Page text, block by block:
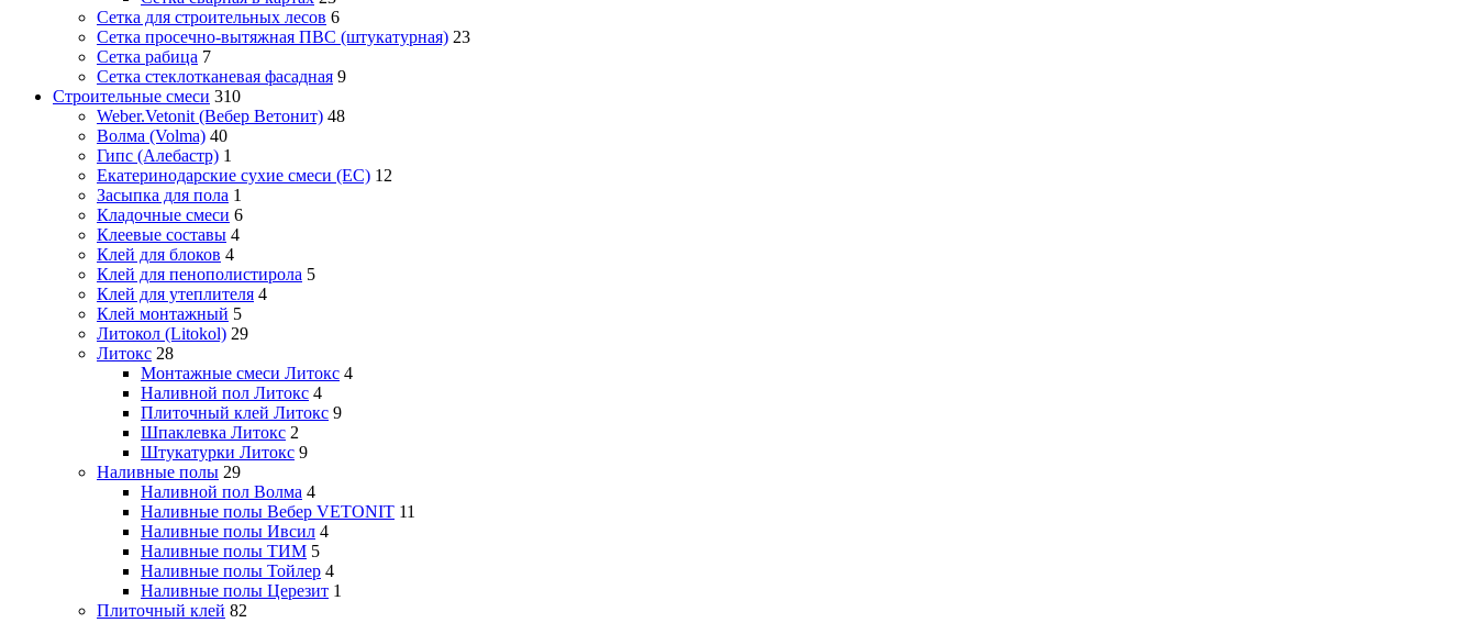
Сетка для строительных лесов 6
Сетка просечно-вытяжная ПВС (штукатурная) 23
Сетка рабица 7
Сетка стеклотканевая фасадная 9
Строительные смеси 310
Weber.Vetonit (Вебер Ветонит) 48
Волма (Volma) 40
Гипс (Алебастр) 1
Екатеринодарские сухие смеси (ЕС) 12
Засыпка для пола 1
Кладочные смеси 6
Клеевые составы 4
Клей для блоков 4
Клей для пенополистирола 5
Клей для утеплителя 4
Клей монтажный 5
Литокол (Litokol) 29
Литокс 28
Монтажные смеси Литокс 4
Наливной пол Литокс 4
Плиточный клей Литокс 9
Шпаклевка Литокс 2
Штукатурки Литокс 9
Наливные полы 29
Наливной пол Волма 4
Наливные полы Вебер VETONIT 11
Наливные полы Ивсил 4
Наливные полы ТИМ 5
Наливные полы Тойлер 4
Наливные полы Церезит 1
Плиточный клей 82